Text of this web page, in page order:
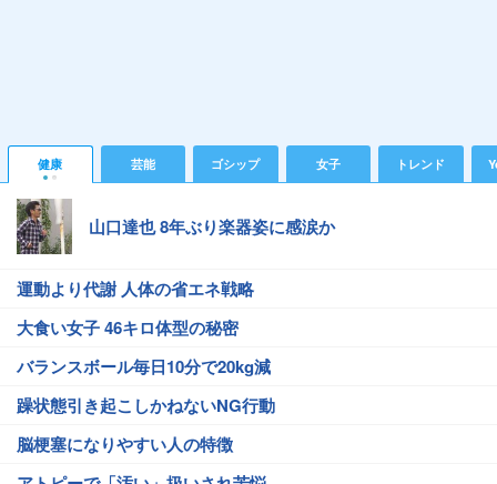
健康 芸能 ゴシップ 女子 トレンド
山口達也 8年ぶり楽器姿に感涙か
運動より代謝 人体の省エネ戦略
大食い女子 46キロ体型の秘密
バランスボール毎日10分で20kg減
躁状態引き起こしかねないNG行動
脳梗塞になりやすい人の特徴